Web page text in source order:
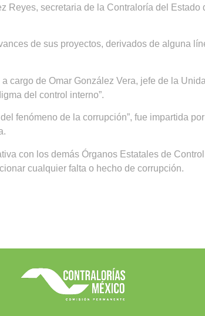
Reyes, secretaria de la Contraloría del
de sus proyectos, derivados de alguna
cargo de Omar González Vera, jefe de la
del control interno”.
fenómeno de la corrupción”, fue impartida
con los demás Órganos Estatales de
cualquier falta o hecho de corrupción.